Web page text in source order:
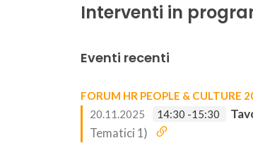
Interventi in
Eventi recenti
FORUM HR PEOPLE & CULTURE
20.11.2025
14:30 -15:30
Tematici 1)